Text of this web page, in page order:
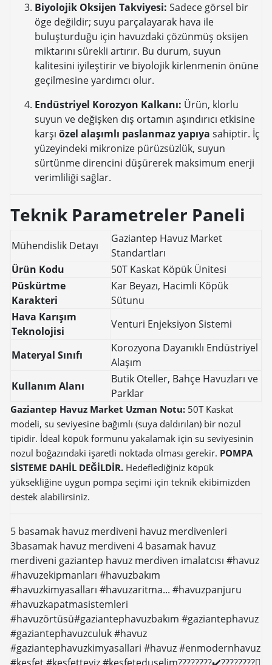
Biyolojik Oksijen Takviyesi: Sadece görsel bir
öge değildir; suyu parçalayarak hava ile
buluşturduğu için havuzdaki çözünmüş oksijen
miktarını sürekli artırır. Bu durum, suyun
kalitesini iyileştirir ve biyolojik kirlenmenin önüne
geçilmesine yardımcı olur.
Endüstriyel Korozyon Kalkanı: Ürün, klorlu
suyun ve değişken dış ortamın aşındırıcı etkisine
karşı özel alaşımlı paslanmaz yapıya sahiptir. İç
yüzeyindeki mikronize pürüzsüzlük, suyun
sürtünme direncini düşürerek maksimum enerji
verimliliği sağlar.
Teknik Parametreler Paneli
Mühendislik Detayı
Gaziantep Havuz Market
Standartları
Ürün Kodu
50T Kaskat Köpük Ünitesi
Püskürtme
Karakteri
Kar Beyazı, Hacimli Köpük
Sütunu
Hava Karışım
Teknolojisi
Venturi Enjeksiyon Sistemi
Materyal Sınıfı
Korozyona Dayanıklı Endüstriyel
Alaşım
Kullanım Alanı
Butik Oteller, Bahçe Havuzları ve
Parklar
Gaziantep Havuz Market Uzman Notu:50T Kaskat
modeli, su seviyesine bağımlı (suya daldırılan) bir nozul
tipidir. İdeal köpük formunu yakalamak için su seviyesinin
nozul boğazındaki işaretli noktada olması gerekir. POMPA
SİSTEME DAHİL DEĞİLDİR.Hedeflediğiniz köpük
yüksekliğine uygun pompa seçimi için teknik ekibimizden
destek alabilirsiniz.
5 basamak havuz merdiveni havuz merdivenleri
3basamak havuz merdiveni 4 basamak havuz
merdiveni gaziantep havuz merdiven imalatcısı #havuz
#havuzekipmanları #havuzbakım
#havuzkimyasalları #havuzaritma... #havuzpanjuru
#havuzkapatmasistemleri
#havuzörtüsü#gaziantephavuzbakım #gaziantephavuz
#gaziantephavuzculuk #havuz
#gaziantephavuzkimyasallari #havuz #enmodernhavuz